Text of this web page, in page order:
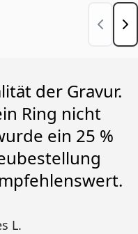
der Gravur.
Ring nicht
ein 25 %
L.